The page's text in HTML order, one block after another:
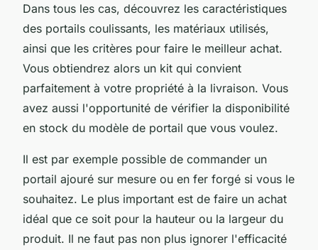
Dans tous les cas, découvrez les caractéristiques
des portails coulissants, les matériaux utilisés,
ainsi que les critères pour faire le meilleur achat.
Vous obtiendrez alors un kit qui convient
parfaitement à votre propriété à la livraison. Vous
avez aussi l'opportunité de vérifier la disponibilité
en stock du modèle de portail que vous voulez.
Il est par exemple possible de commander un
portail ajouré sur mesure ou en fer forgé si vous le
souhaitez. Le plus important est de faire un achat
idéal que ce soit pour la hauteur ou la largeur du
produit. Il ne faut pas non plus ignorer l'efficacité